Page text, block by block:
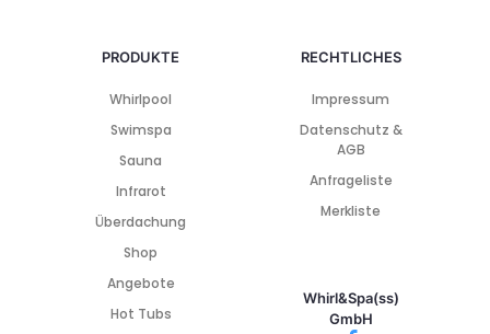
PRODUKTE
Whirlpool
Swimspa
Sauna
Infrarot
Überdachung
Shop
Angebote
Hot Tubs
RECHTLICHES
Impressum
Datenschutz &
AGB
Anfrageliste
Merkliste
Whirl&Spa(ss)
GmbH